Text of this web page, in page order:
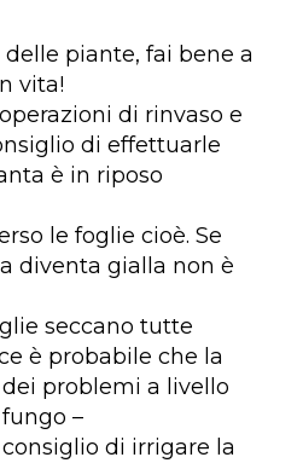
piante, fai bene a
vita!
di rinvaso e
di effettuarle
è in riposo
le foglie cioè. Se
diventa gialla non è
seccano tutte
è probabile che la
problemi a livello
–
di irrigare la